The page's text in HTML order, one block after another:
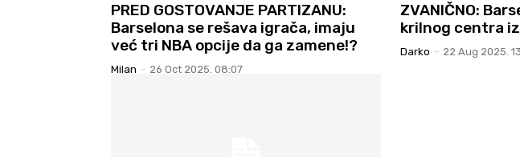
PRED GOSTOVANJE PARTIZANU:
Barselona se rešava igrača, imaju
već tri NBA opcije da ga zamene!?
Milan - 26 Oct 2025. 08:07
ZVANIČNO:
krilnog centra
Darko - 22 Aug 2025.